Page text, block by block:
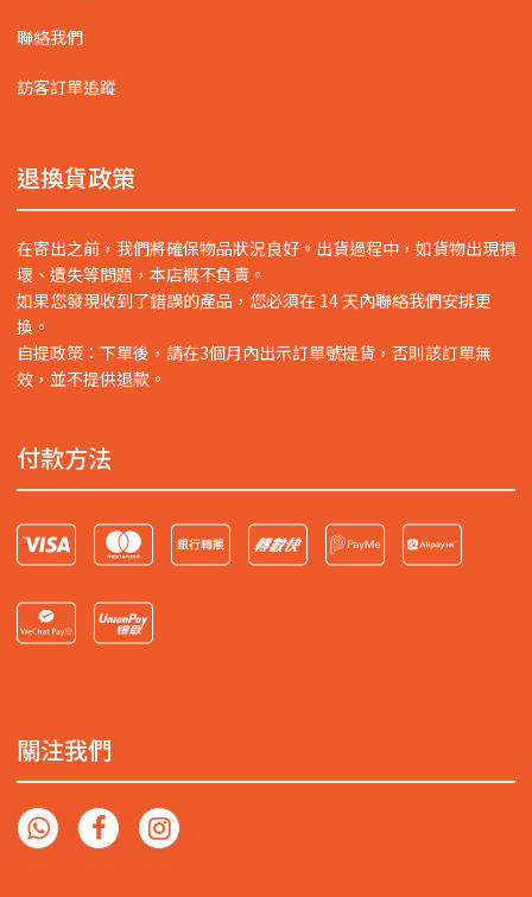
聯絡我們
訪客訂單追蹤
退換貨政策
在寄出之前，我們將確保物品狀況良好。出貨過程中，如貨物出現損
壞、遺失等問題，本店概不負責。
如果您發現收到了錯誤的產品，您必須在 14 天內聯絡我們安排更
換。
自提政策：下單後，請在3個月內出示訂單號提貨，否則該訂單無
效，並不提供退款。
付款方法
關注我們